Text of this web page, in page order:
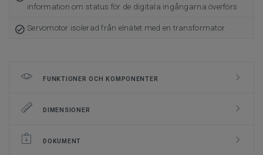
information om status för de digitala ingångarna överförs
Servomotor isolerad från elnätet med en transformator
FUNKTIONER OCH KOMPONENTER
DIMENSIONER
DOKUMENT